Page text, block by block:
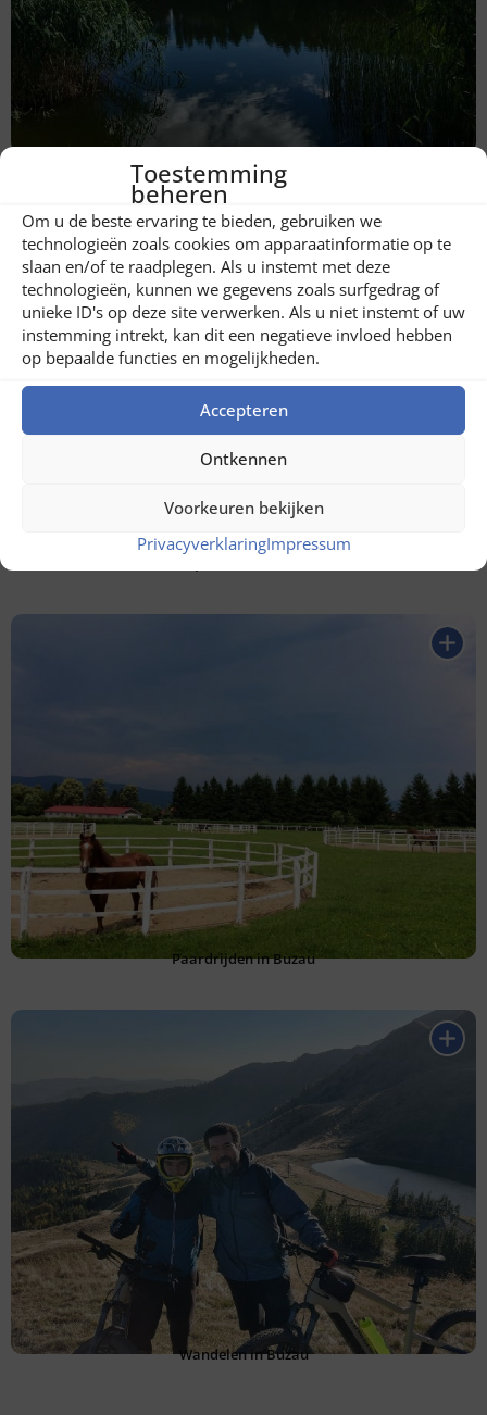
Toestemming
beheren
Om u de beste ervaring te bieden, gebruiken we
technologieën zoals cookies om apparaatinformatie op te
slaan en/of te raadplegen. Als u instemt met deze
technologieën, kunnen we gegevens zoals surfgedrag of
unieke ID's op deze site verwerken. Als u niet instemt of uw
instemming intrekt, kan dit een negatieve invloed hebben
op bepaalde functies en mogelijkheden.
Accepteren
Ontkennen
Voorkeuren bekijken
PrivacyverklaringImpressum
Vissen in Buzau
Kajakken en SUP
Paardrijden in Buzau
Wandelen in Buzau